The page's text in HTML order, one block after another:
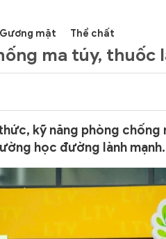
Gương mặt Thể chất
ma túy,
kỹ năng phòng
học đường lành mạnh.